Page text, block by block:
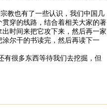
教也有了一些认识，我们中国几
穿的线路，结合着相关大家的著
时间来把它攻下来，然后再一家
尔干的书读完，然后再读下一
很多东西等待我们去挖掘，但